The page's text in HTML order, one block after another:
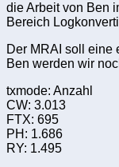
die Arbeit von Ben
Bereich
Der MRAI soll eine
Ben werden wir
txmode: Anzahl
CW: 3.013
FTX: 695
PH: 1.686
RY: 1.495